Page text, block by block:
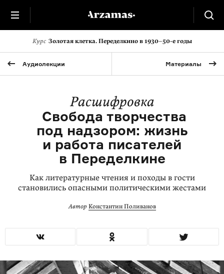
Курс Золотая клетка. Переделкино в 1930–50-е годы
Аудиолекции Материалы
Расшифровка
Свобода творчества
под надзором: жизнь
и работа писателей
в Переделкине
Как литературные чтения и походы в гости
становились опасными политическими жестами
Автор Константин Поливанов